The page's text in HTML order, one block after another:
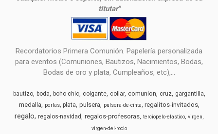
titutar"
Recordatorios Primera Comunión. Papelería personalizada
para eventos (Comuniones, Bautizos, Nacimientos, Bodas,
Bodas de oro y plata, Cumpleaños, etc),...
bautizo boda boho-chic colgante collar comunion cruz gargantilla
medalla perlas plata pulsera pulsera-de-cinta regalitos-invitados
regalo regalos-navidad regalos-profesoras terciopelo-elastico virgen
virgen-del-rocio